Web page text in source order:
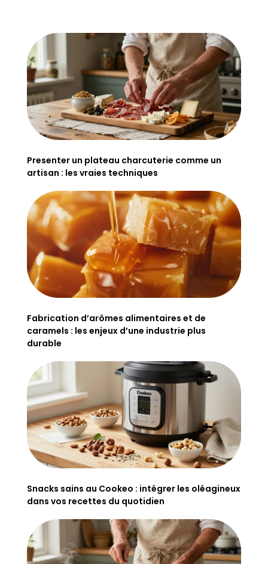
Presenter un plateau charcuterie comme un
artisan : les vraies techniques
Fabrication d’arômes alimentaires et de
caramels : les enjeux d’une industrie plus
durable
Snacks sains au Cookeo : intégrer les oléagineux
dans vos recettes du quotidien